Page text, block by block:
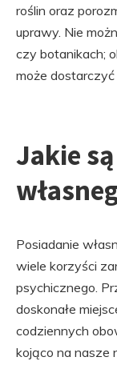
roślin oraz
uprawy. Nie
czy botanikach;
może dostarczyć
Jakie
Posiadanie
wiele korzyści
psychicznego.
doskonałe
codziennych
kojąco na nasze